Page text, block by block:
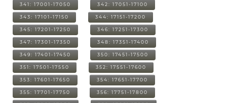
341: 17001-17050 342: 17051-17100
343: 17101-17150 344: 17151-17200
345: 17201-17250 346: 17251-17300
347: 17301-17350 348: 17351-17400
349: 17401-17450 350: 17451-17500
351: 17501-17550 352: 17551-17600
353: 17601-17650 354: 17651-17700
355: 17701-17750 356: 17751-17800